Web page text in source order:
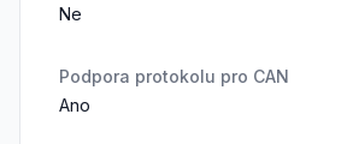
Ne
Podpora protokolu pro CAN
Ano